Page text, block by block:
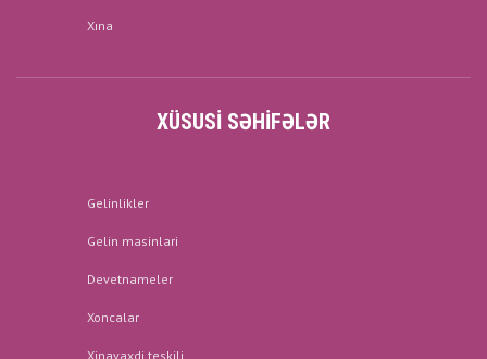
Xına
XÜSUSI SƏHIFƏLƏR
Gelinlikler
Gelin masinlari
Devetnameler
Xoncalar
Xinayaxdi teskili